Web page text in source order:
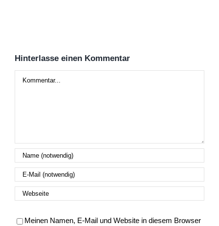
Hinterlasse einen Kommentar
Meinen Namen, E-Mail und Website in diesem Browser